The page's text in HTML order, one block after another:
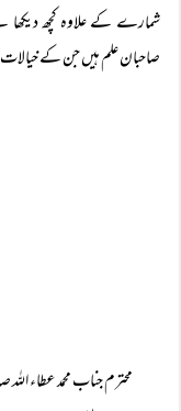
شمارے کے علاوہ کچھ دیکھا
صاحبان علم ہیں جن کے
محترم جناب محمد عطاء